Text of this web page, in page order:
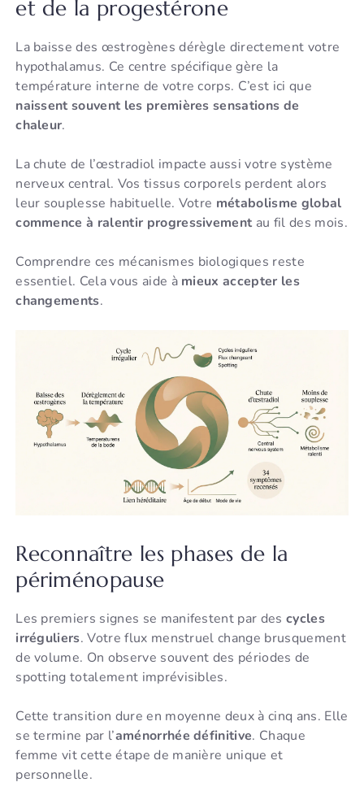
et de la progestérone
La baisse des œstrogènes dérègle directement votre
hypothalamus. Ce centre spécifique gère la
température interne de votre corps. C’est ici que
naissent souvent les premières sensations de
chaleur.
La chute de l’œstradiol impacte aussi votre système
nerveux central. Vos tissus corporels perdent alors
leur souplesse habituelle. Votre métabolisme global
commence à ralentir progressivement au fil des mois.
Comprendre ces mécanismes biologiques reste
essentiel. Cela vous aide à mieux accepter les
changements.
Reconnaître les phases de la
périménopause
Les premiers signes se manifestent par des cycles
irréguliers. Votre flux menstruel change brusquement
de volume. On observe souvent des périodes de
spotting totalement imprévisibles.
Cette transition dure en moyenne deux à cinq ans. Elle
se termine par l’aménorrhée définitive. Chaque
femme vit cette étape de manière unique et
personnelle.